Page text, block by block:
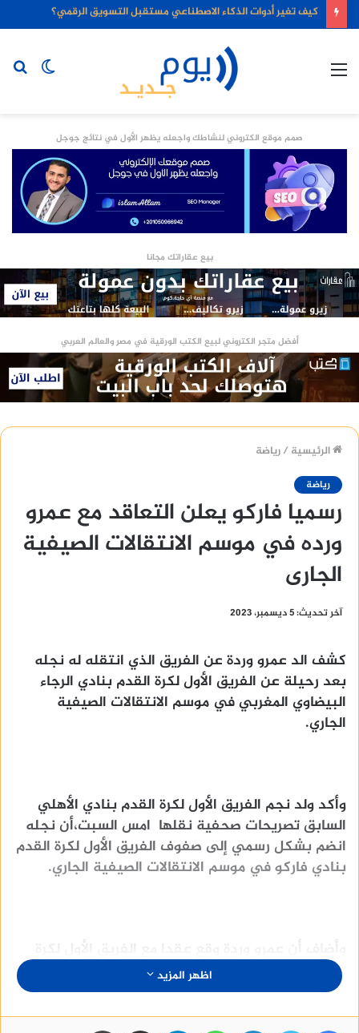
كيف تغير أدوات الذكاء الاصطناعي مستقبل التسويق الرقمي؟
الوضع
صمم موقع الكتروني لنشاطك واجعله يظهر الأول في نتائج جوجل
بيع عقاراتك مجانا
أفضل متجر الكتروني لبيع الكتب الورقية في مصر والعالم العربي
الرئيسية /رياضة
رياضة
رسميا فاركو يعلن التعاقد مع عمرو
ورده في موسم الانتقالات الصيفية
الجارى
آخر تحديث: 5 ديسمبر، 2023
كشف الد عمرو وردة عن الفريق الذي انتقله له نجله
بعد رحيلة عن الفريق الأول لكرة القدم بنادي الرجاء
البيضاوي المغربي في موسم الانتقالات الصيفية
الجاري.
وأكد ولد نجم الفريق الأول لكرة القدم بنادي الأهلي
السابق تصريحات صحفية نقلها امس السبت،أن نجله
انضم بشكل رسمي إلى صفوف الفريق الأول لكرة القدم
بنادي فاركو في موسم الانتقالات الصيفية الجاري.
وأضاف أن عمرو وردة وقع عقدا مع الفريق الأول لكرة
القدم بنادي فاركو لمدة موسم واحد فقط، ولكن لم
يفصح عن المقابل المادي الذي سوف يحصل عليه
اللاعب.
اظهر المزيد